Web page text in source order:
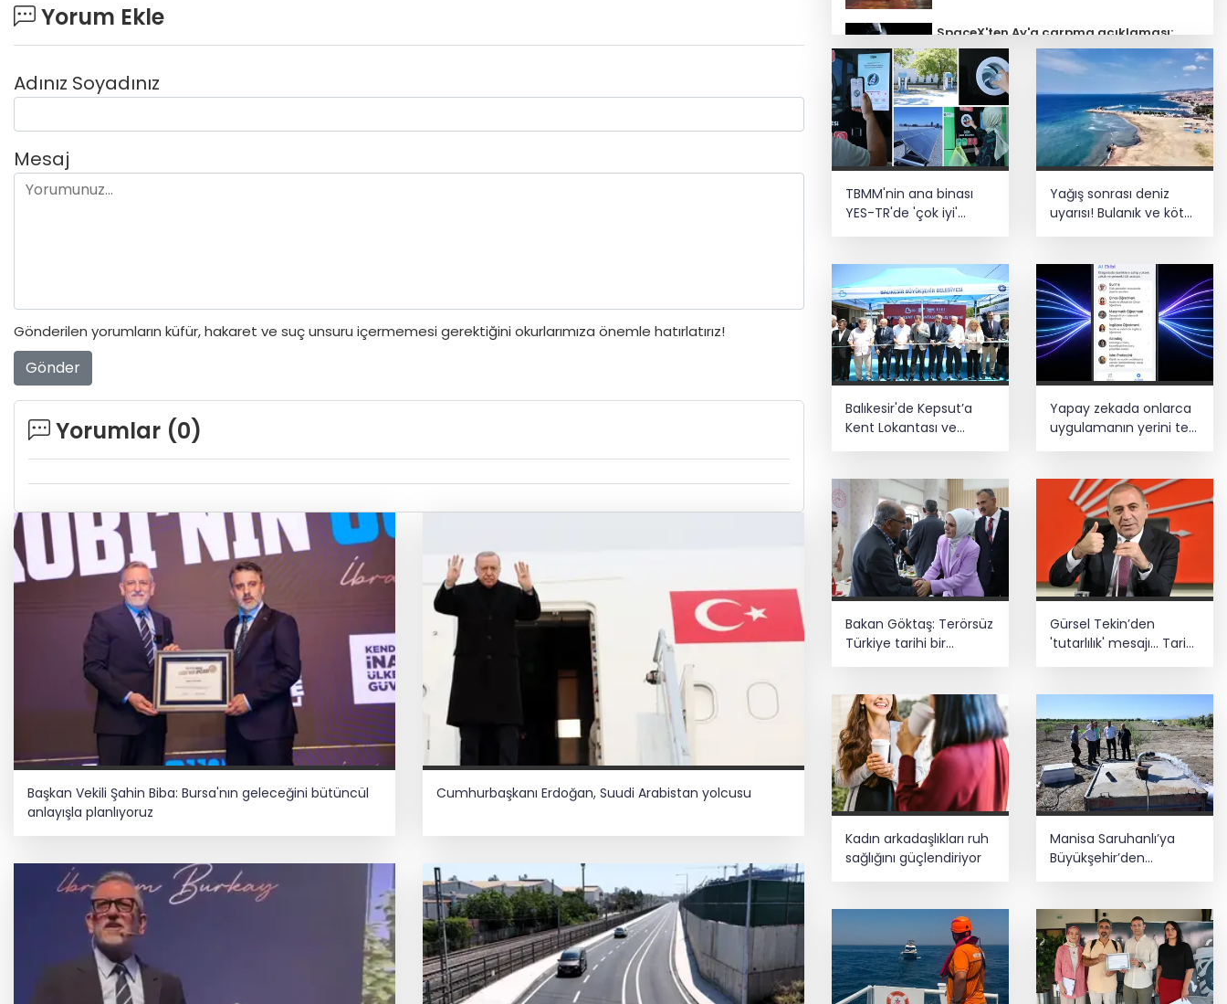
Yorum Ekle
Adınız Soyadınız
Mesaj
Gönderilen yorumların küfür, hakaret ve suç unsuru içermemesi gerektiğini okurlarımıza önemle hatırlatırız!
Gönder
Yorumlar (0)
Başkan Vekili Şahin Biba: Bursa'nın geleceğini bütüncül
anlayışla planlıyoruz
Cumhurbaşkanı Erdoğan, Suudi Arabistan yolcusu
SpaceX'ten Ay'a çarpma açıklaması:
Sorumlu uzay operasyonları için
çalışıyoruz
Bozcaada mercan resifleri için koruma
seferberliği... 180 deniz canlısı türü kayıt
altına alındı
Türk F-16'ları NATO görevi için
Estonya'da... MSB yerli savunma
sistemleriyle güçleniyor
ediyor... Hudutlarda 490 kişi yakalandı
TBMM'nin ana binası
YES-TR'de 'çok iyi'
Yağış sonrası deniz
uyarısı! Bulanık ve kötü
Balıkesir'de Kepsut’a
Kent Lokantası ve
altyapı desteği
Yapay zekada onlarca
uygulamanın yerini tek
asistan alabilir
Bakan Göktaş: Terörsüz
Türkiye tarihi bir
Gürsel Tekin’den
'tutarlılık' mesajı... Tarihi
Kadın arkadaşlıkları ruh
sağlığını güçlendiriyor
Manisa Saruhanlı’ya
Büyükşehir’den
tarımsal destek